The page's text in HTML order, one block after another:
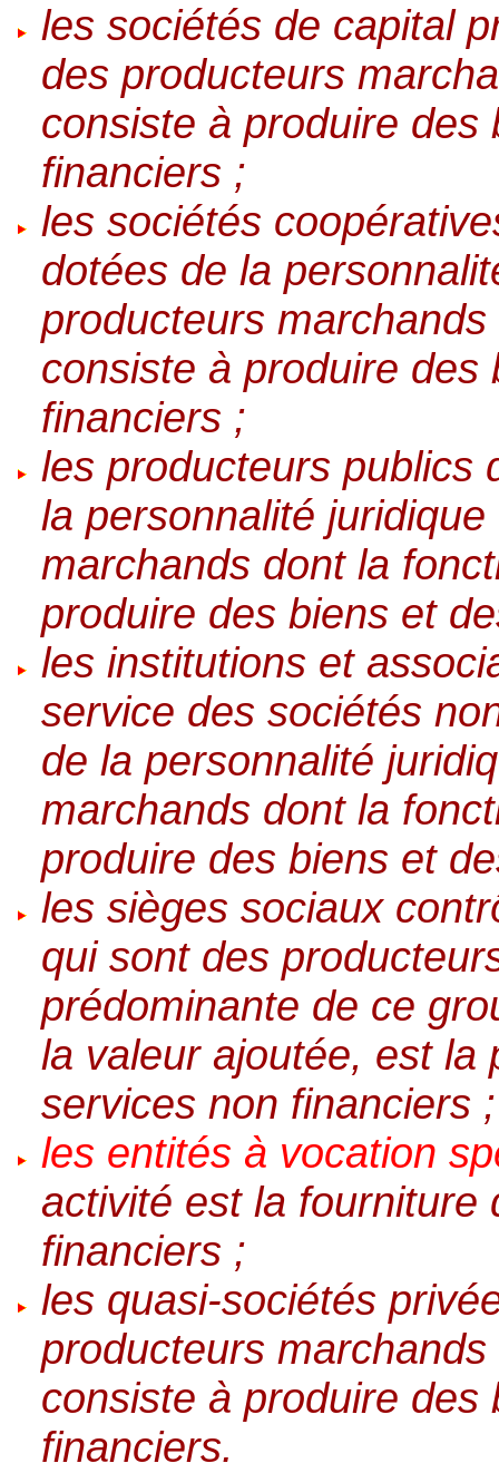
les sociétés de capital
des producteurs
consiste à produire
financiers ;
les sociétés
dotées de la
producteurs
consiste à produire
financiers ;
les producteurs publics
la personnalité
marchands dont la
produire des biens et
les institutions et
service des sociétés
de la personnalité
marchands dont la
produire des biens et
les sièges sociaux
qui sont des
prédominante de ce
la valeur ajoutée, est la
services non financiers ;
les entités à vocation
activité est la fourniture
financiers ;
les quasi-sociétés
producteurs
consiste à produire
financiers.